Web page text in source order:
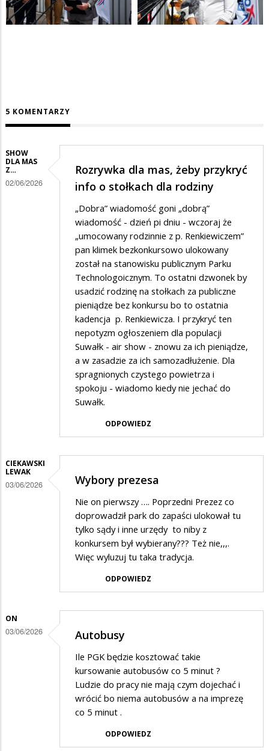
5 KOMENTARZY
SHOW
DLA MAS
Z…
02/06/2026
Rozrywka dla mas, żeby przykryć
info o stołkach dla rodziny
„Dobra” wiadomość goni „dobrą”
wiadomość - dzień pi dniu - wczoraj że
„umocowany rodzinnie z p. Renkiewiczem”
pan klimek bezkonkursowo ulokowany
został na stanowisku publicznym Parku
Technologoicznym. To ostatni dzwonek by
usadzić rodzinę na stołkach za publiczne
pieniądze bez konkursu bo to ostatnia
kadencja p. Renkiewicza. I przykryć ten
nepotyzm ogłoszeniem dla populacji
Suwałk - air show - znowu za ich pieniądze,
a w zasadzie za ich samozadłużenie. Dla
spragnionych czystego powietrza i
spokoju - wiadomo kiedy nie jechać do
Suwałk.
ODPOWIEDZ
CIEKAWSKI
LEWAK
03/06/2026 Wybory prezesa
Nie on pierwszy …. Poprzedni Prezez co
doprowadził park do zapaści ulokował tu
tylko sądy i inne urzędy to niby z
konkursem był wybierany??? Też nie,,,.
Więc wyluzuj tu taka tradycja.
ODPOWIEDZ
ON
03/06/2026 Autobusy
Ile PGK będzie kosztować takie
kursowanie autobusów co 5 minut ?
Ludzie do pracy nie mają czym dojechać i
wrócić bo niema autobusów a na imprezę
co 5 minut .
ODPOWIEDZ